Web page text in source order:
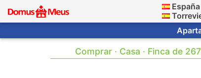
España
Comprar · Casa · Finca de